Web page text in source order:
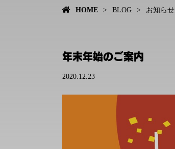
HOME BLOG お知らせ
年末年始のご案内
2020.12.23